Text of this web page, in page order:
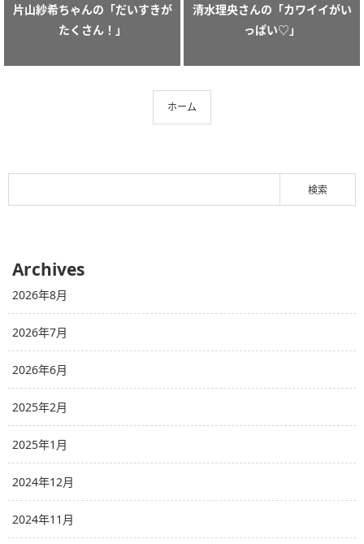
片山紗希ちゃんの「だいすきが
たくさん！」
清水理央さんの「カワイイがい
っぱい♡」
ホーム
Archives
2026年8月
2026年7月
2026年6月
2025年2月
2025年1月
2024年12月
2024年11月